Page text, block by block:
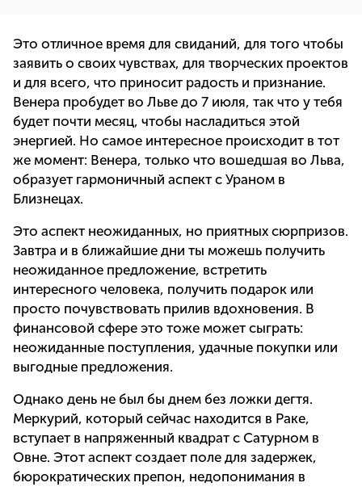
Это отличное время для свиданий, для того чтобы
заявить о своих чувствах, для творческих проектов
и для всего, что приносит радость и признание.
Венера пробудет во Льве до 7 июля, так что у тебя
будет почти месяц, чтобы насладиться этой
энергией. Но самое интересное происходит в тот
же момент: Венера, только что вошедшая во Льва,
образует гармоничный аспект с Ураном в
Близнецах.
Это аспект неожиданных, но приятных сюрпризов.
Завтра и в ближайшие дни ты можешь получить
неожиданное предложение, встретить
интересного человека, получить подарок или
просто почувствовать прилив вдохновения. В
финансовой сфере это тоже может сыграть:
неожиданные поступления, удачные покупки или
выгодные предложения.
Однако день не был бы днем без ложки дегтя.
Меркурий, который сейчас находится в Раке,
вступает в напряженный квадрат с Сатурном в
Овне. Этот аспект создает поле для задержек,
бюрократических препон, недопонимания в